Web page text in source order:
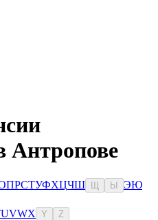
Антропове
ПРСТУФХЦЧШ Ы ЭЮ
UVWX Y Z